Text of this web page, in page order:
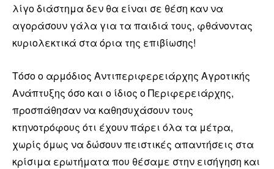
λίγο διάστημα δεν θα είναι σε θέση καν να
αγοράσουν γάλα για τα παιδιά τους, φθάνοντας
κυριολεκτικά στα όρια της επιβίωσης!
Τόσο ο αρμόδιος Αντιπεριφερειάρχης Αγροτικής
Ανάπτυξης όσο και ο ίδιος ο Περιφερειάρχης,
προσπάθησαν να καθησυχάσουν τους
κτηνοτρόφους ότι έχουν πάρει όλα τα μέτρα,
χωρίς όμως να δώσουν πειστικές απαντήσεις στα
κρίσιμα ερωτήματα που θέσαμε στην εισήγηση και